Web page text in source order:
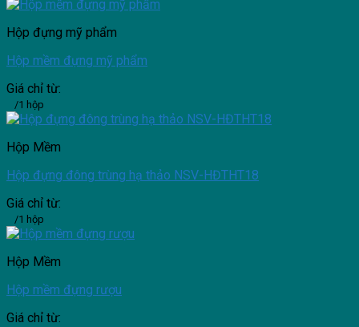
Hộp đựng mỹ phẩm
Hộp mềm đựng mỹ phẩm
Giá chỉ từ:
/1 hộp
Hộp Mềm
Hộp đựng đông trùng hạ thảo NSV-HĐTHT18
Giá chỉ từ:
/1 hộp
Hộp Mềm
Hộp mềm đựng rượu
Giá chỉ từ: